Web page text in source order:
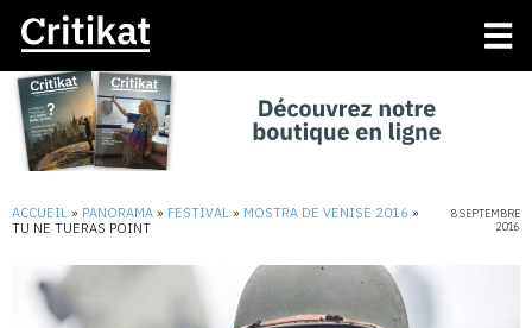
ACCUEIL » PANORAMA » FESTIVAL » MOSTRA DE VENISE 2016 »
TU NE TUERAS POINT
8 SEPTEMBRE
2016